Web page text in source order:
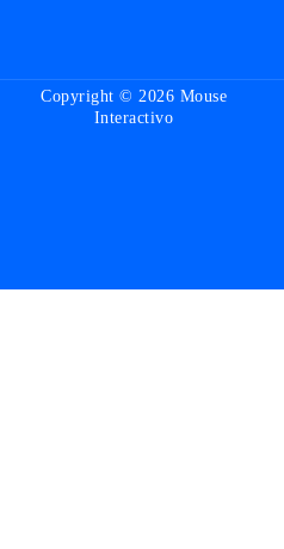
Copyright © 2026 Mouse
Interactivo